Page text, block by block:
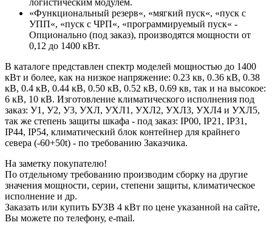
«Функциональный резерв«, «мягкий пуск«, «пуск с
УПП«, «пуск с ЧРП«, «программируемый пуск« -
Опционально (под заказ), производятся мощности от
0,12 до 1400 кВт.
В каталоге представлен спектр моделей мощностью до 1400
кВт и более, как на низкое напряжение: 0.23 кв, 0.36 кВ, 0.38
кВ, 0.4 кВ, 0.44 кВ, 0.50 кВ, 0.52 кВ, 0.69 кв, так и на высокое:
6 кВ, 10 кВ. Изготовление климатического исполнения под
заказ: У1, У2, У3, УХЛ, УХЛ1, УХЛ2, УХЛ3, УХЛ4 и УХЛ5,
так же степень защиты шкафа - под заказ: IP00, IP21, IP31,
IP44, IP54, климатический блок контейнер для крайнего
севера (-60+50t) - по требованию Заказчика.
На заметку покупателю!
По отдельному требованию производим сборку на другие
значения мощности, серии, степени защиты, климатическое
исполнение и др.
Заказать или купить БУЗВ 4 кВт по цене указанной на сайте,
Вы можете по телефону, e-mail.